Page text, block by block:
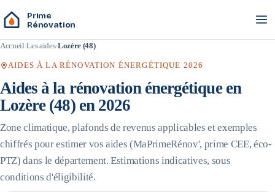
Prime
Rénovation
Accueil Les aides Lozère (48)
AIDES À LA RÉNOVATION ÉNERGÉTIQUE 2026
Aides à la rénovation énergétique en
Lozère(48) en 2026
Zone climatique, plafonds de revenus applicables et exemples
chiffrés pour estimer vos aides (MaPrimeRénov', prime CEE, éco-
PTZ) dans le département. Estimations indicatives, sous
conditions d'éligibilité.